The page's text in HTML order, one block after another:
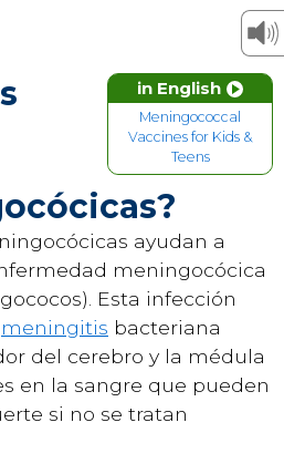
in English
Meningococcal
Vaccines for Kids &
Teens
ayudan a
meningocócica
Esta infección
meningitis bacteriana
del cerebro y la médula
en la sangre que pueden
si no se tratan